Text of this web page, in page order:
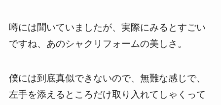
噂には聞いていましたが、実際にみるとすごい
ですね、あのシャクリフォームの美しさ。
僕には到底真似できないので、無難な感じで、
左手を添えるところだけ取り入れてしゃくって